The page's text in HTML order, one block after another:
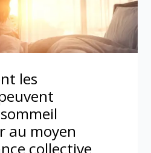
les
au moyen
collective